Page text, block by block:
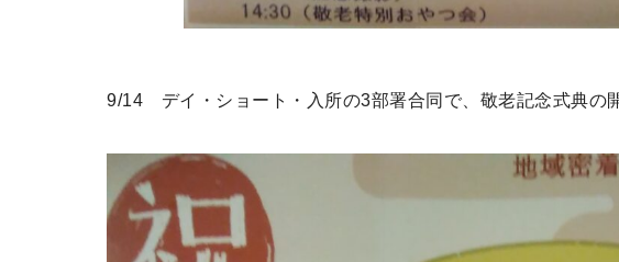
9/14 デイ・ショート・入所の3部署合同で、敬老記念式典の